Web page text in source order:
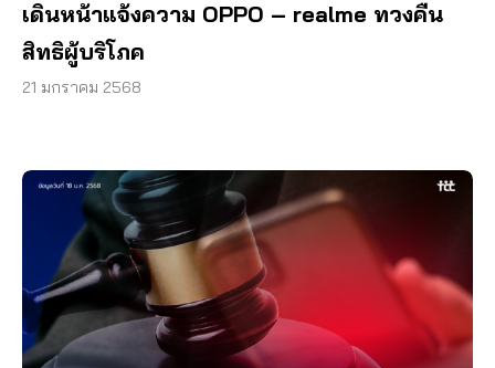
เดินหน้าแจ้งความ OPPO – realme ทวงคืน
สิทธิผู้บริโภค
21 มกราคม 2568